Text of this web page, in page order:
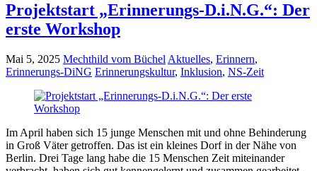
Projektstart „Erinnerungs-D.i.N.G.“: Der
erste Workshop
Mai 5, 2025 Mechthild vom Büchel Aktuelles, Erinnern,
Erinnerungs-DiNG Erinnerungskultur, Inklusion, NS-Zeit
Im April haben sich 15 junge Menschen mit und ohne Behinderung
in Groß Väter getroffen. Das ist ein kleines Dorf in der Nähe von
Berlin. Drei Tage lang habe die 15 Menschen Zeit miteinander